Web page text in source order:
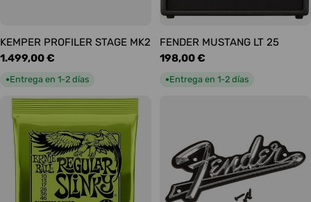
KEMPER PROFILER STAGE MK2
Precio
habitual
1.499,00 €
●Entrega en 1-2 días
FENDER MUSTANG LT 25
Precio
habitual
198,00 €
●Entrega en 1-2 días